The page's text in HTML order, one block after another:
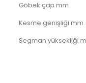
Göbek çap mm
Kesme genişliği mm
Segman yüksekliği